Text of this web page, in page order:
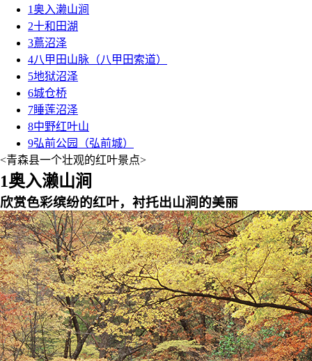
1奥入濑山涧
2十和田湖
3蔦沼泽
4八甲田山脉（八甲田索道）
5地狱沼泽
6城仓桥
7睡莲沼泽
8中野红叶山
9弘前公园（弘前城）
<青森县一个壮观的红叶景点>
1奥入濑山涧
欣赏色彩缤纷的红叶，衬托出山涧的美丽